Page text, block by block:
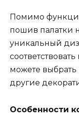
Помимо
пошив палатки
уникальный
можете выбрать
другие
Особенности